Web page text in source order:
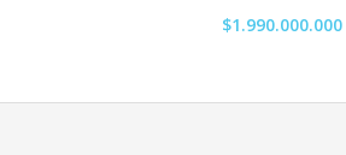
$1.990.000.000